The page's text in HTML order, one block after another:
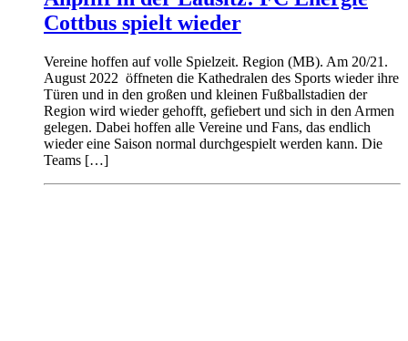
Cottbus spielt wieder
Vereine hoffen auf volle Spielzeit. Region (MB). Am 20/21.
August 2022 öffneten die Kathedralen des Sports wieder ihre
Türen und in den großen und kleinen Fußballstadien der
Region wird wieder gehofft, gefiebert und sich in den Armen
gelegen. Dabei hoffen alle Vereine und Fans, das endlich
wieder eine Saison normal durchgespielt werden kann. Die
Teams […]